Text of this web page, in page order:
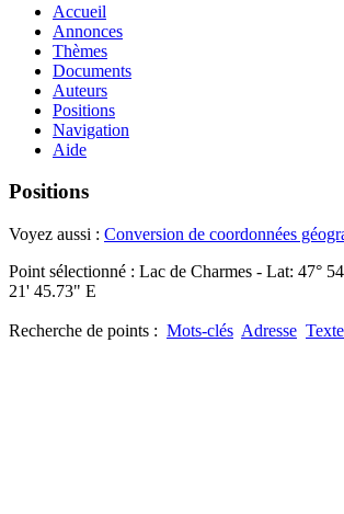
Accueil
Annonces
Thèmes
Documents
Auteurs
Positions
Navigation
Aide
Positions
Voyez aussi : Conversion de coordonnées
Point sélectionné : Lac de Charmes - Lat: 47°
21' 45.73" E
Recherche de points : Mots-clés Adresse